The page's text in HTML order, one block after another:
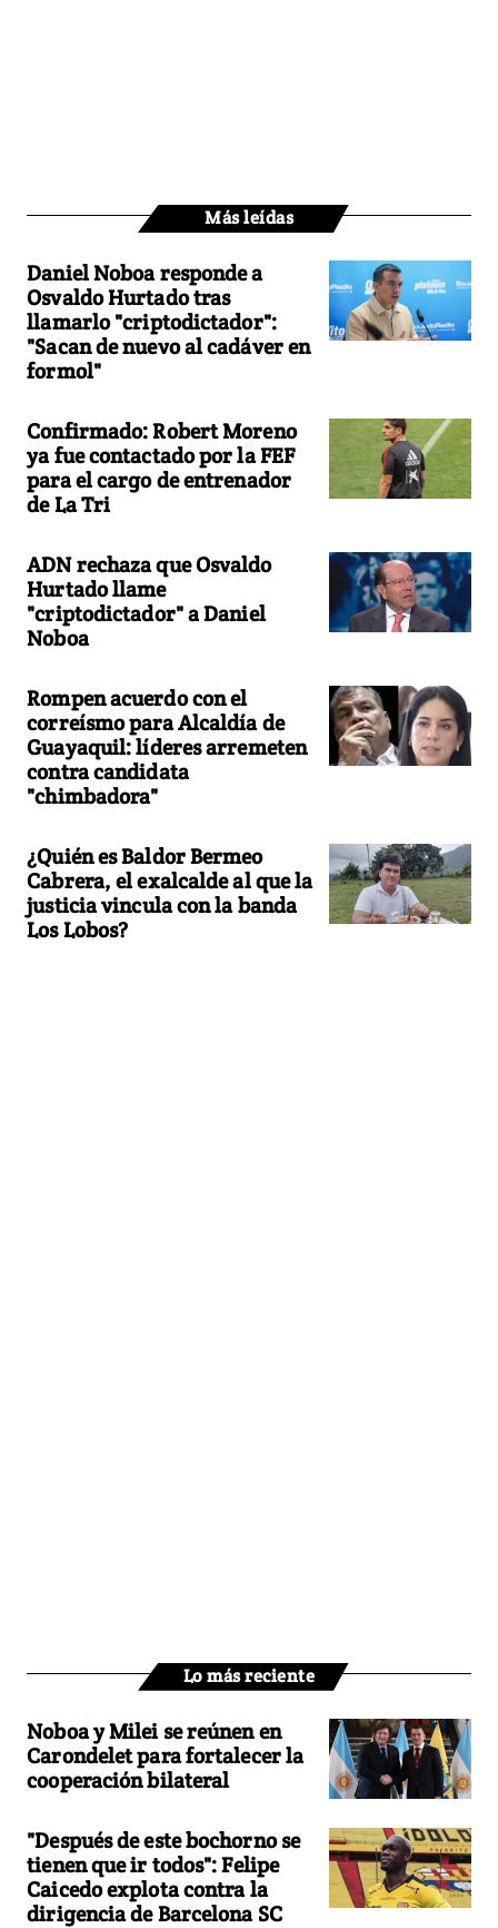
Más leídas
Daniel Noboa responde a
Osvaldo Hurtado tras
llamarlo "criptodictador":
"Sacan de nuevo al cadáver en
formol"
Confirmado: Robert Moreno
ya fue contactado por la FEF
para el cargo de entrenador
de La Tri
ADN rechaza que Osvaldo
Hurtado llame
"criptodictador" a Daniel
Noboa
Rompen acuerdo con el
correísmo para Alcaldía de
Guayaquil: líderes arremeten
contra candidata
"chimbadora"
¿Quién es Baldor Bermeo
Cabrera, el exalcalde al que la
justicia vincula con la banda
Los Lobos?
Lo más reciente
Noboa y Milei se reúnen en
Carondelet para fortalecer la
cooperación bilateral
"Después de este bochorno se
tienen que ir todos": Felipe
Caicedo explota contra la
dirigencia de Barcelona SC